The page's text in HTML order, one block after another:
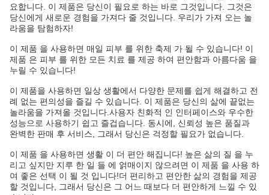
요합니다. 이 제품은 당신이 필요로 하는 바로 그것입니다. 그것은
당신에게 새로운 경험을 가져다 줄 것입니다. 우리가 가져 오는 놀
라움을 탐험하자!
이 제품 을 사용하면 매일 피부 를 위한 축제 가 될 수 있습니다! 이
제품 은 피부 를 위한 모든 치료 를 제공 하여 편안함과 아름다움 을
누릴 수 있습니다!
이 제품을 사용하면 일상 생활에서 다양한 문제를 쉽게 해결하고 전
례 없는 편의성을 즐길 수 있습니다. 이 제품은 당신의 삶에 끝없는
놀라움을 가져올 것입니다.사용자 친화적 인 인터페이스와 우수한
성능으로 사용하기 쉽고 즐겁습니다. 동시에, 신뢰성 높은 품질과
완벽한 판매 후 서비스, 그래서 당신은 걱정할 필요가 없습니다.
이 제품 을 사용하면 생활 이 더 편안 해집니다! 높은 삶의 질 을 누
리고 싶지만 지루 한 일 들 에 얽매이지 않으려면 이 제품 을 사용 하
여 좋은 선택 이 될 것 입니다!더 편리하고 편안한 삶의 경험을 제공
할 것입니다, 그래서 당신은 그 어느 때보다 더 편안하게 느낄 수 있